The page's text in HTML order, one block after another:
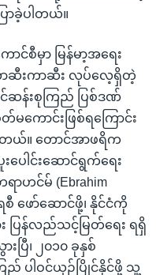
ခဲ့ပါတယ်။
င်စီမှာ မြန်မာ့အရေး
ဆီးကာဆီး လုပ်လေ့ရှိတဲ့
ဆန်းစုကြည် ပြစ်ဒဏ်
မကောင်းဖြစ်ရကြောင်း
တယ်။ တောင်အာဖရိက
ေါင်းဆောင်ရွက်ရေး
ာဟင်မ် (Ebrahim
စီ ဖော်ဆောင်ဖို့၊ နိုင်ငံကို
ပြန်လည်သင့်မြတ်ရေး ရရှိ
ပြီ၊ ၂၀၁၀ ခုနှစ်
ည် ပါဝင်ယှဉ်ပြိုင်နိုင်ဖို့ သူ့